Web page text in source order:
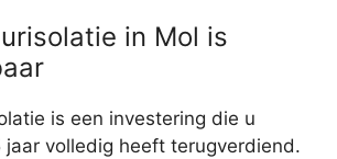
in Mol is
is een investering die u
volledig heeft terugverdiend.